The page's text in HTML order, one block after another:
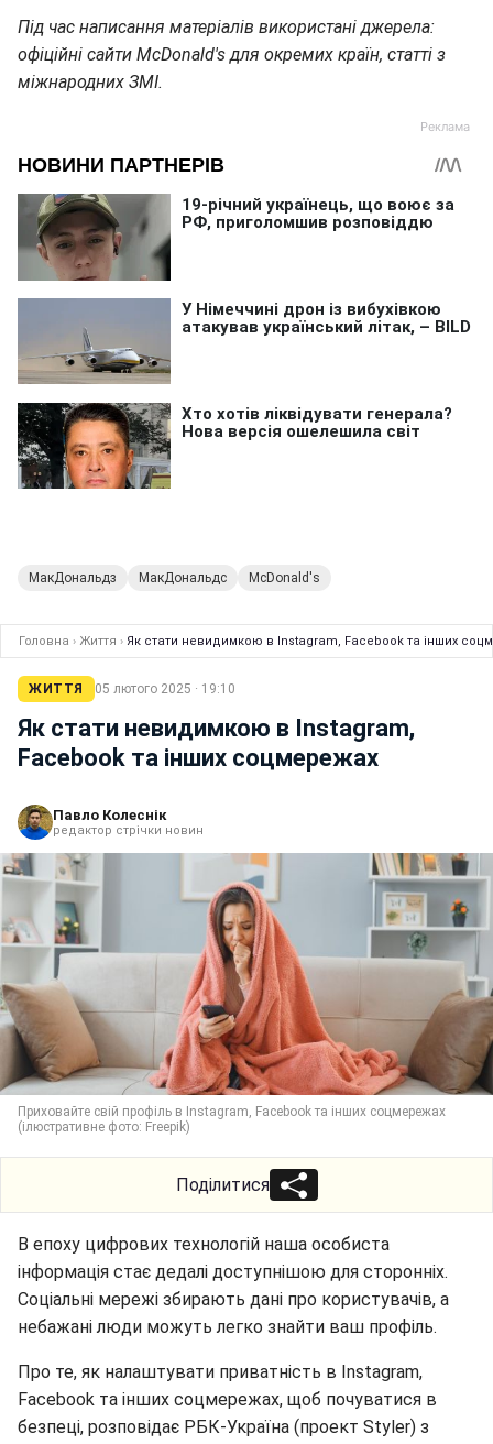
Під час написання матеріалів використані джерела:
офіційні сайти McDonald's для окремих країн, статті з
міжнародних ЗМІ.
МакДональдз МакДональдс McDonald's
Головна › Життя › Як стати невидимкою в Instagram, Facebook та інших
ЖИТТЯ 05 лютого 2025 · 19:10
Як стати невидимкою в Instagram,
Facebook та інших соцмережах
Павло Колеснік
редактор стрічки новин
Приховайте свій профіль в Instagram, Facebook та інших соцмережах
(ілюстративне фото: Freepik)
Поділитися
В епоху цифрових технологій наша особиста
інформація стає дедалі доступнішою для сторонніх.
Соціальні мережі збирають дані про користувачів, а
небажані люди можуть легко знайти ваш профіль.
Про те, як налаштувати приватність в Instagram,
Facebook та інших соцмережах, щоб почуватися в
безпеці, розповідає РБК-Україна (проект Styler) з